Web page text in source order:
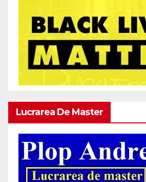
Lucrarea De Master